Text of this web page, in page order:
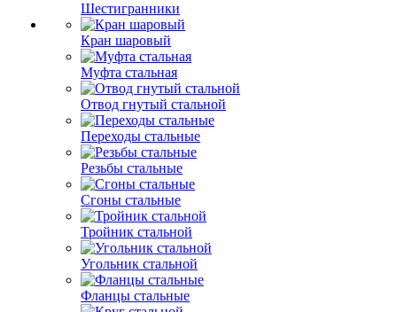
Шестигранники
Кран шаровый
Муфта стальная
Отвод гнутый стальной
Переходы стальные
Резьбы стальные
Сгоны стальные
Тройник стальной
Угольник стальной
Фланцы стальные